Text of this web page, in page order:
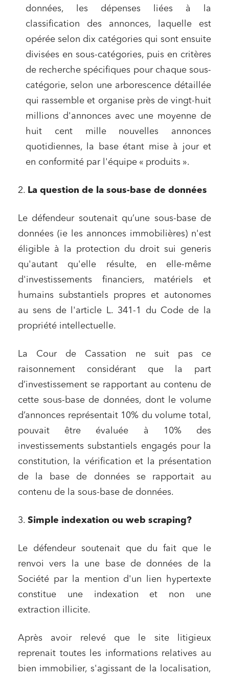
données, les dépenses liées à la
classification des annonces, laquelle est
opérée selon dix catégories qui sont ensuite
divisées en sous-catégories, puis en critères
de recherche spécifiques pour chaque sous-
catégorie, selon une arborescence détaillée
qui rassemble et organise près de vingt-huit
millions d'annonces avec une moyenne de
huit cent mille nouvelles annonces
quotidiennes, la base étant mise à jour et
en conformité par l'équipe « produits ».
2. La question de la sous-base de données
Le défendeur soutenait qu’une sous-base de
données (ie les annonces immobilières) n'est
éligible à la protection du droit sui generis
qu'autant qu'elle résulte, en elle-même
d'investissements financiers, matériels et
humains substantiels propres et autonomes
au sens de l'article L. 341-1 du Code de la
propriété intellectuelle.
La Cour de Cassation ne suit pas ce
raisonnement considérant que la part
d’investissement se rapportant au contenu de
cette sous-base de données, dont le volume
d’annonces représentait 10% du volume total,
pouvait être évaluée à 10% des
investissements substantiels engagés pour la
constitution, la vérification et la présentation
de la base de données se rapportait au
contenu de la sous-base de données.
3. Simple indexation ou web scraping?
Le défendeur soutenait que du fait que le
renvoi vers la une base de données de la
Société par la mention d'un lien hypertexte
constitue une indexation et non une
extraction illicite.
Après avoir relevé que le site litigieux
reprenait toutes les informations relatives au
bien immobilier, s'agissant de la localisation,
Relations commerciales et contrats
Associations et acteurs de l’économie sociale et
solidaire
Media et édition
Immobilier et habitat
Mobilité et transport